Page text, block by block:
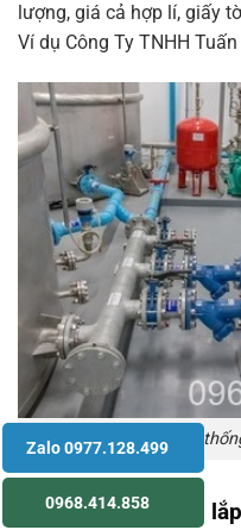
lượng, giá cả hợp lí, giấy
Ví dụ Công Ty TNHH
Hệ
7.Hướng dẫn cách
Zalo 0977.128.499
0968.414.858